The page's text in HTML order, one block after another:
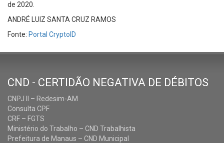
de 2020.
ANDRÉ LUIZ SANTA CRUZ RAMOS
Fonte: Portal CryptoID
CND - CERTIDÃO NEGATIVA DE DÉBITOS
CNPJ II – Redesim-AM
Consulta CPF
CRF – FGTS
Ministério do Trabalho – CND Trabalhista
Prefeitura de Manaus – CND Municipal